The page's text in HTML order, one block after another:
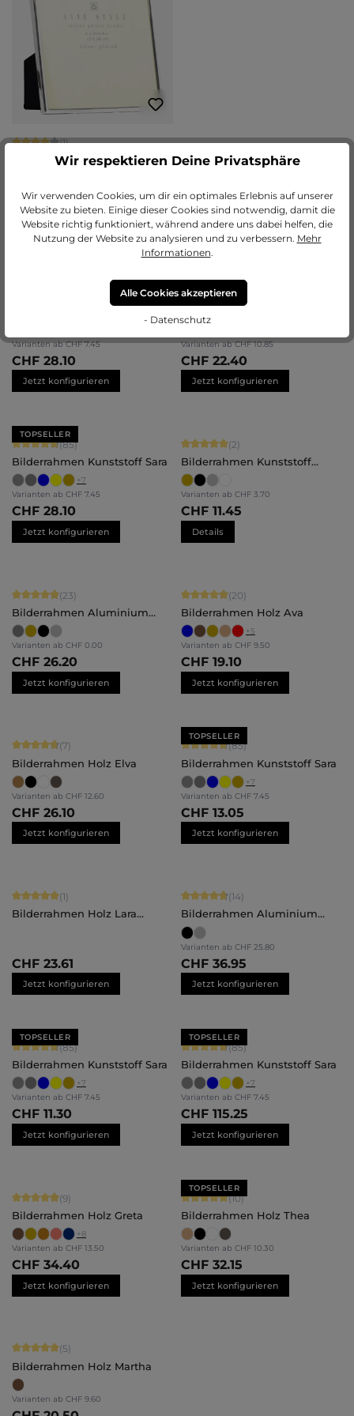
Durchschnittliche Bewertung von 4 von 5 Sternen
(1)
Portraitrahmen Elia
CHF 7.30
Details
Varianten abCHF 10.00
CHF 13.55
Jetzt konfigurieren
Durchschnittliche Bewertung von 4.71 von 5 Sternen
Varianten abCHF 7.45
CHF 28.10
Jetzt konfigurieren
Durchschnittliche Bewertung von
(7)
Varianten abCHF 10.85
CHF 22.40
Jetzt konfigurieren
TOPSELLER
Durchschnittliche Bewertung von 4.71 von 5 Sternen
(85)
Bilderrahmen Kunststoff Sara
+7
Varianten ab CHF 7.45
CHF 28.10
Jetzt konfigurieren
Durchschnittliche Bewertung von 5
(2)
Bilderrahmen Kunststoff
Amalia
Varianten ab CHF 3.70
CHF 11.45
Details
Durchschnittliche Bewertung von 4.91 von 5 Sternen
(23)
Bilderrahmen Aluminium
Noah
Varianten ab CHF 0.00
CHF 26.20
Jetzt konfigurieren
Durchschnittliche Bewertung von
(20)
Bilderrahmen Holz Ava
+5
Varianten ab CHF 9.50
CHF 19.10
Jetzt konfigurieren
Durchschnittliche Bewertung von 4.86 von 5 Sternen
(7)
Bilderrahmen Holz Elva
Varianten ab CHF 12.60
CHF 26.10
Jetzt konfigurieren
TOPSELLER
Durchschnittliche Bewertung von
(85)
Bilderrahmen Kunststoff Sara
+7
Varianten ab CHF 7.45
CHF 13.05
Jetzt konfigurieren
Durchschnittliche Bewertung von 5 von 5 Sternen
(1)
Bilderrahmen Holz Lara
CHF 23.61
Jetzt konfigurieren
Durchschnittliche Bewertung von
(14)
Bilderrahmen Aluminium
Costa
Varianten ab CHF 25.80
CHF 36.95
Jetzt konfigurieren
TOPSELLER
Durchschnittliche Bewertung von 4.71 von 5 Sternen
(85)
Bilderrahmen Kunststoff Sara
+7
Varianten ab CHF 7.45
CHF 11.30
Jetzt konfigurieren
TOPSELLER
Durchschnittliche Bewertung von
(85)
Bilderrahmen Kunststoff Sara
+7
Varianten ab CHF 7.45
CHF 115.25
Jetzt konfigurieren
Durchschnittliche Bewertung von 4.89 von 5 Sternen
(9)
Bilderrahmen Holz Greta
+8
Varianten ab CHF 13.50
CHF 34.40
Jetzt konfigurieren
TOPSELLER
Durchschnittliche Bewertung von 5
(10)
Bilderrahmen Holz Thea
Varianten ab CHF 10.30
CHF 32.15
Jetzt konfigurieren
Durchschnittliche Bewertung von 5 von 5 Sternen
(5)
Bilderrahmen Holz Martha
Varianten ab CHF 9.60
Wir respektieren Deine Privatsphäre
Wir verwenden Cookies, um dir ein optimales Erlebnis auf unserer
Website zu bieten. Einige dieser Cookies sind notwendig, damit die
Website richtig funktioniert, während andere uns dabei helfen, die
Nutzung der Website zu analysieren und zu verbessern. Mehr
Informationen.
Alle Cookies akzeptieren
- Datenschutz